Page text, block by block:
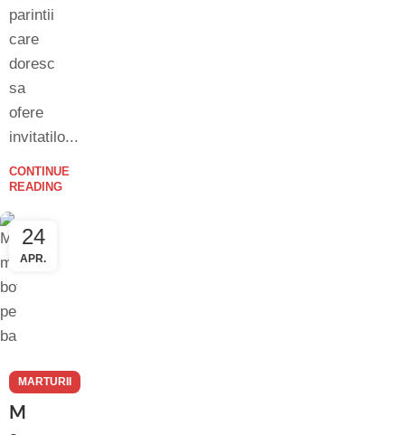
parintii
care
doresc
sa
ofere
invitatilo...
CONTINUE
READING
24
APR.
MARTURII
M